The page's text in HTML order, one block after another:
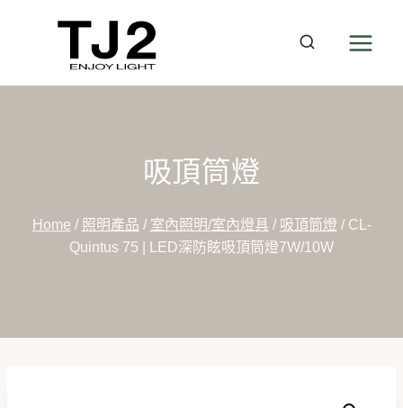
吸頂筒燈
Home / 照明產品 / 室內照明/室內燈具 / 吸頂筒燈 / CL-
Quintus 75 | LED深防眩吸頂筒燈7W/10W